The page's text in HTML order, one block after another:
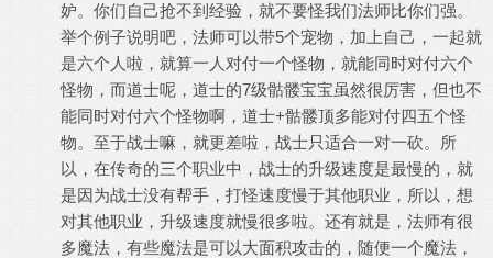
妒。你们自己抢不到经验，就不要怪我们法师比你们强。
举个例子说明吧，法师可以带5个宠物，加上自己，一起就
是六个人啦，就算一人对付一个怪物，就能同时对付六个
怪物，而道士呢，道士的7级骷髅宝宝虽然很厉害，但也不
能同时对付六个怪物啊，道士+骷髅顶多能对付四五个怪
物。至于战士嘛，就更差啦，战士只适合一对一砍。所
以，在传奇的三个职业中，战士的升级速度是最慢的，就
是因为战士没有帮手，打怪速度慢于其他职业，所以，想
对其他职业，升级速度就慢很多啦。还有就是，法师有很
多魔法，有些魔法是可以大面积攻击的，随便一个魔法，